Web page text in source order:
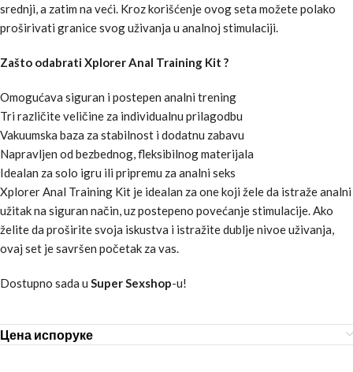
srednji, a zatim na veći. Kroz korišćenje ovog seta možete polako
proširivati granice svog uživanja u analnoj stimulaciji.
Zašto odabrati Xplorer Anal Training Kit ?
Omogućava siguran i postepen analni trening
Tri različite veličine za individualnu prilagodbu
Vakuumska baza za stabilnost i dodatnu zabavu
Napravljen od bezbednog, fleksibilnog materijala
Idealan za solo igru ili pripremu za analni seks
Xplorer Anal Training Kit je idealan za one koji žele da istraže analni
užitak na siguran način, uz postepeno povećanje stimulacije. Ako
želite da proširite svoja iskustva i istražite dublje nivoe uživanja,
ovaj set je savršen početak za vas.
Dostupno sada u Super Sexshop-u!
Цена испоруке